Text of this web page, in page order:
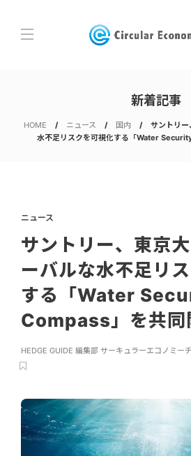
新着記事
HOME ニュース 国内
サントリー
水不足リスクを可視化する「Water
ニュース
サントリー、東京
ーバルな水不足リ
する「Water
Compass」を共同
HEDGE GUIDE 編集部 サーキュラーエコノミー